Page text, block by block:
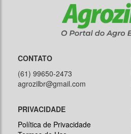
CONTATO
(61) 99650-2473
agrozilbr@gmail.com
PRIVACIDADE
Política de Privacidade